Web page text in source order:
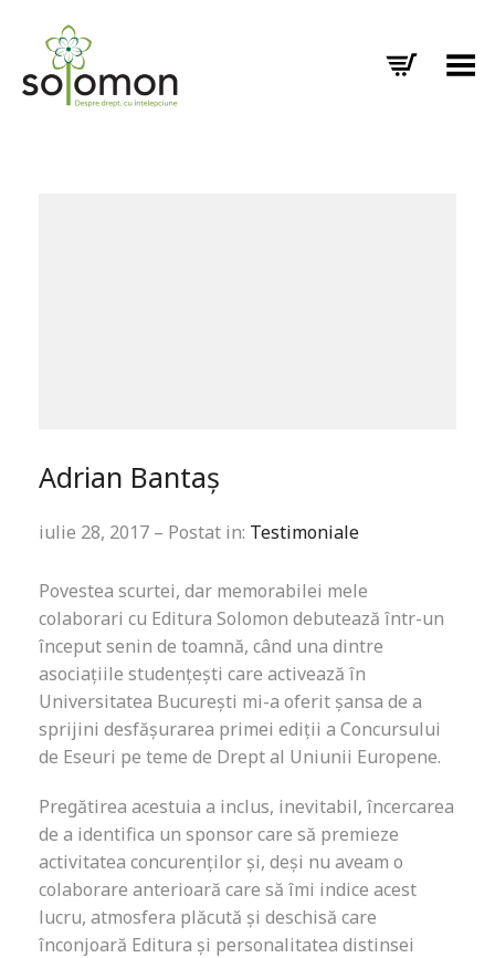
Toggle Menu
Adrian Bantaș
iulie 28, 2017 – Postat in: Testimoniale
Povestea scurtei, dar memorabilei mele
colaborari cu Editura Solomon debutează într-un
început senin de toamnă, când una dintre
asociațiile studențești care activează în
Universitatea București mi-a oferit șansa de a
sprijini desfășurarea primei ediții a Concursului
de Eseuri pe teme de Drept al Uniunii Europene.
Pregătirea acestuia a inclus, inevitabil, încercarea
de a identifica un sponsor care să premieze
activitatea concurenților și, deși nu aveam o
colaborare anterioară care să îmi indice acest
lucru, atmosfera plăcută și deschisă care
înconjoară Editura și personalitatea distinsei